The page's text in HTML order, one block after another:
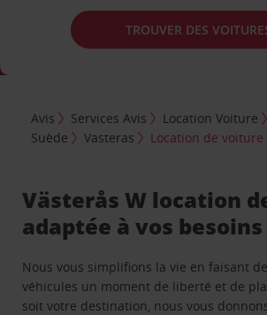
TROUVER DES
Avis Services Avis Location Voiture
Suède
Vasteras Location de voiture
Västerås W location
adaptée à vos besoins
Nous vous simplifions la vie en faisant
véhicules un moment de liberté et de
soit votre destination, nous vous